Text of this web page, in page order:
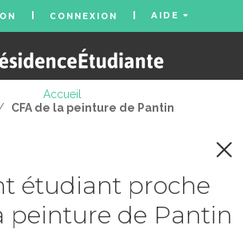
CONNEXION AIDE
Accueil
CFA de la peinture de Pantin
étudiant proche
peinture de Pantin